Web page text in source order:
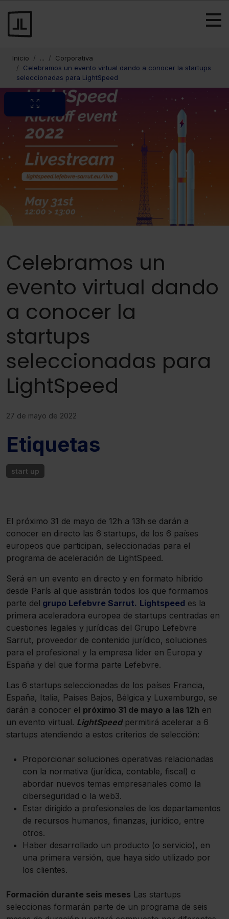
Inicio ...
Corporativa
Celebramos un evento virtual dando a conocer la startups
seleccionadas para LightSpeed
Celebramos un
evento virtual dando
a conocer la
startups
seleccionadas para
LightSpeed
27 de mayo de 2022
El próximo 31 de mayo de 12h a 13h se darán a
conocer en directo las 6 startups, de los 6 países
europeos que participan, seleccionadas para el
programa de aceleración de LightSpeed.
Será en un evento en directo y en formato híbrido
desde París al que asistirán todos los que formamos
parte del grupo Lefebvre Sarrut. Lightspeed es la
primera aceleradora europea de startups centradas en
cuestiones legales y jurídicas del Grupo Lefebvre
Sarrut, proveedor de contenido jurídico, soluciones
para el profesional y la empresa líder en Europa y
España y del que forma parte Lefebvre.
Las 6 startups seleccionadas de los países Francia,
España, Italia, Países Bajos, Bélgica y Luxemburgo, se
darán a conocer el próximo 31 de mayo a las 12h en
un evento virtual. LightSpeedpermitirá acelerar a 6
startups atendiendo a estos criterios de selección:
Proporcionar soluciones operativas relacionadas
con la normativa (jurídica, contable, fiscal) o
abordar nuevos temas empresariales como la
ciberseguridad o la web3.
Estar dirigido a profesionales de los departamentos
de recursos humanos, finanzas, jurídico, entre
otros.
Haber desarrollado un producto (o servicio), en
una primera versión, que haya sido utilizado por
los clientes.
Formación durante seis meses Las startups
seleccionas formarán parte de un programa de seis
Etiquetas
start up